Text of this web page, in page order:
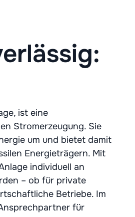
ist eine
Stromerzeugung. Sie
um und bietet damit
Energieträgern. Mit
individuell an
– ob für private
Betriebe. Im
für